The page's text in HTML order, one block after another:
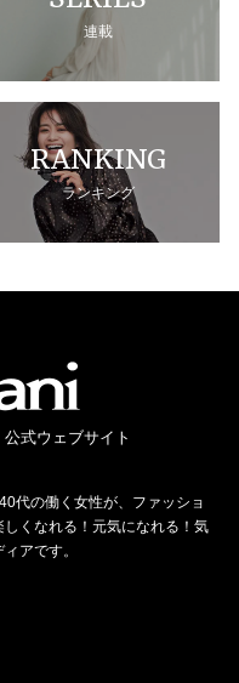
連載
RANKING
ランキング
式ウェブサイト
代の働く女性が、ファッショ
くなれる！元気になれる！気
アです。